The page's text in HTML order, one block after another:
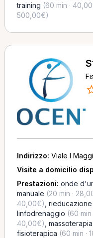
training (60 min ·
500,00€)
Indirizzo: Viale I
Visite a domicilio
Prestazioni: onde
manuale (20 min ·
40,00€)
linfodrenaggio (60
40,00€) massoterapia
fisioterapica (60 min ·